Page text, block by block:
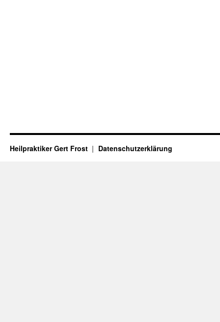
Heilpraktiker Gert Frost Datenschutzerklärung